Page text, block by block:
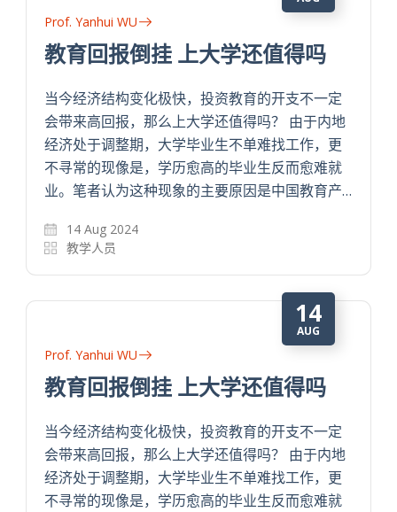
Prof. Yanhui WU
教育回报倒挂 上大学还值得吗
当今经济结构变化极快，投资教育的开支不一定
会带来高回报，那么上大学还值得吗？ 由于内地
经济处于调整期，大学毕业生不单难找工作，更
不寻常的现像是，学历愈高的毕业生反而愈难就
业。笔者认为这种现象的主要原因是中国教育产…
14 Aug 2024
教学人员
14
AUG
Prof. Yanhui WU
教育回报倒挂 上大学还值得吗
当今经济结构变化极快，投资教育的开支不一定
会带来高回报，那么上大学还值得吗？ 由于内地
经济处于调整期，大学毕业生不单难找工作，更
不寻常的现像是，学历愈高的毕业生反而愈难就